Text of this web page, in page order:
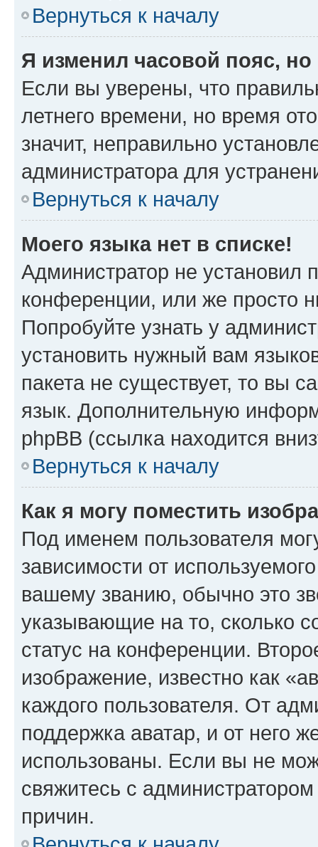
Вернуться к началу
Я изменил часовой пояс,
Если вы уверены, что
летнего времени, но время
значит, неправильно
администратора для
Вернуться к началу
Моего языка нет в списке!
Администратор не установил
конференции, или же просто
Попробуйте узнать у
установить нужный вам
пакета не существует, то вы
язык. Дополнительную
phpBB (ссылка находится
Вернуться к началу
Как я могу поместить
Под именем пользователя
зависимости от
вашему званию, обычно это
указывающие на то, сколько
статус на конференции.
изображение, известно как
каждого пользователя. От
поддержка аватар, и от него
использованы. Если вы не
свяжитесь с
причин.